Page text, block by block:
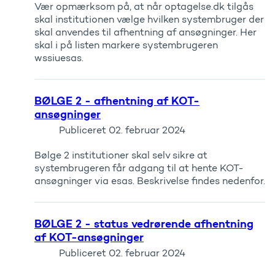
Vær opmærksom på, at når optagelse.dk tilgås
skal institutionen vælge hvilken systembruger der
skal anvendes til afhentning af ansøgninger. Her
skal i på listen markere systembrugeren
wssiuesas.
BØLGE 2 - afhentning af KOT-
ansøgninger
Publiceret 02. februar 2024
Bølge 2 institutioner skal selv sikre at
systembrugeren får adgang til at hente KOT-
ansøgninger via esas. Beskrivelse findes nedenfor.
BØLGE 2 - status vedrørende afhentning
af KOT-ansøgninger
Publiceret 02. februar 2024